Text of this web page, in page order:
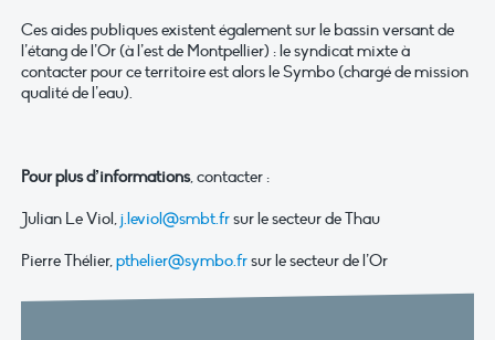
Ces aides publiques existent également sur le bassin versant de
l’étang de l’Or (à l’est de Montpellier) : le syndicat mixte à
contacter pour ce territoire est alors le Symbo (chargé de mission
qualité de l’eau).
Pour plus d’informations, contacter :
Julian Le Viol,j.leviol@smbt.frsur le secteur de Thau
Pierre Thélier,pthelier@symbo.frsur le secteur de l’Or